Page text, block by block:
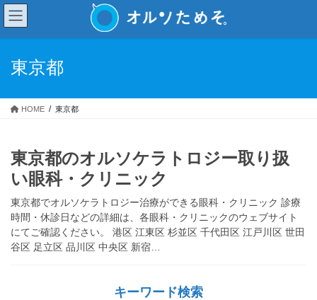
コ
ン
テ
ナ
ビ
ゲ
東京都
HOME 東京都
東京都のオルソケラトロジー取り扱
い眼科・クリニック
東京都でオルソケラトロジー治療ができる眼科・クリニック 診療
時間・休診日などの詳細は、各眼科・クリニックのウェブサイト
にてご確認ください。 港区 江東区 杉並区 千代田区 江戸川区 世田
谷区 足立区 品川区 中央区 新宿…
キーワード検索